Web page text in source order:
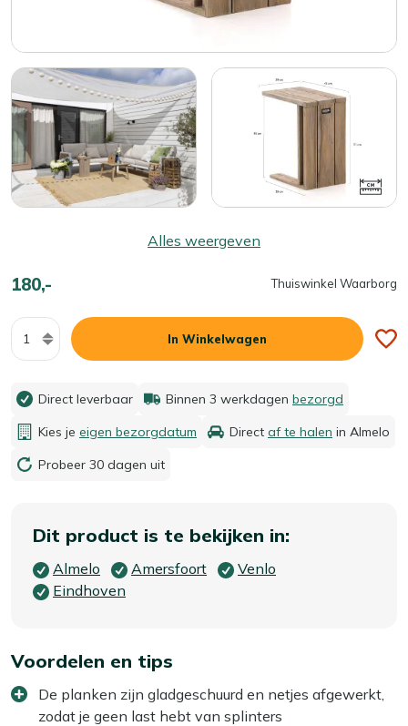
Alles weergeven
180,- Thuiswinkel Waarborg
Aantal
In Winkelwagen
Direct leverbaar Binnen 3 werkdagen bezorgd
Kies je eigen bezorgdatum Direct af te halen in Almelo
Probeer 30 dagen uit
Dit product is te bekijken in:
Almelo Amersfoort
Venlo
Eindhoven
Voordelen en tips
De planken zijn gladgeschuurd en netjes afgewerkt,
zodat je geen last hebt van splinters